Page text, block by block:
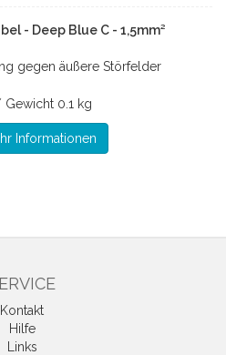
- Deep Blue C - 1,5mm²
gegen äußere Störfelder
Gewicht 0.1 kg
Informationen
Kontakt
Hilfe
Links